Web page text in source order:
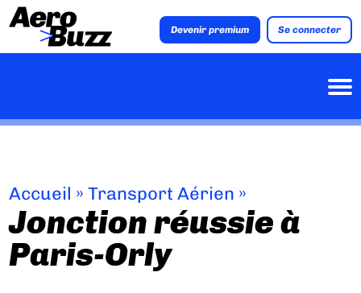
Devenir premium Se connecter
Accueil »Transport Aérien »
Jonction réussie à
Paris-Orly